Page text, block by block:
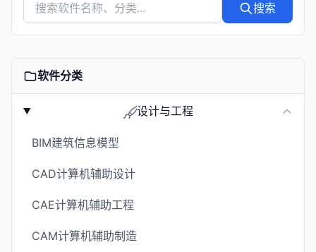
搜索
软件分类
设计与工程
BIM建筑信息模型
CAD计算机辅助设计
CAE计算机辅助工程
CAM计算机辅助制造